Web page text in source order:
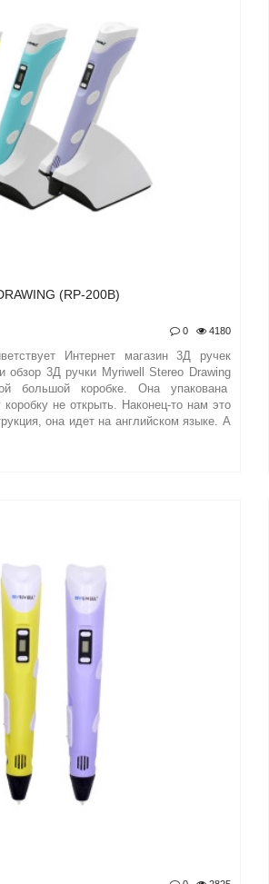
(RP-200B)
0 4180
Интернет магазин 3Д ручек
обзор 3Д ручки Myriwell Stereo Drawing
большой коробке. Она упакована
не открыть. Наконец-то нам это
она идет на английском языке. А